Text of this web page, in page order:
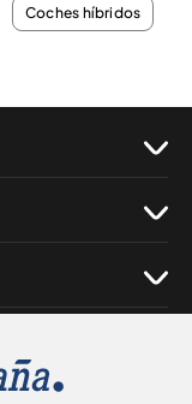
Coches híbridos